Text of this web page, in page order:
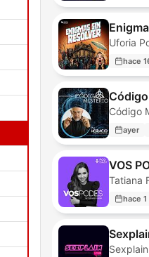
Uforia
hace
Código
ayer
VOS
Tatiana
hace